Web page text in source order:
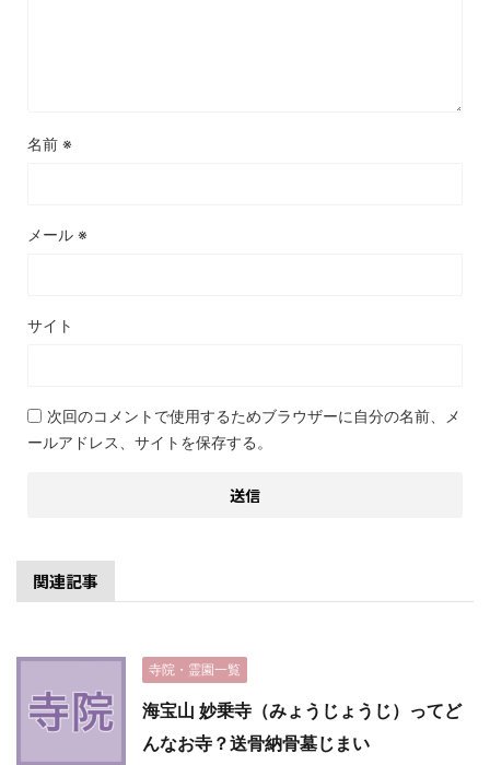
名前 ※
メール ※
サイト
次回のコメントで使用するためブラウザーに自分の名前、メ
ールアドレス、サイトを保存する。
関連記事
寺院・霊園一覧
海宝山 妙乗寺（みょうじょうじ）ってど
んなお寺？送骨納骨墓じまい